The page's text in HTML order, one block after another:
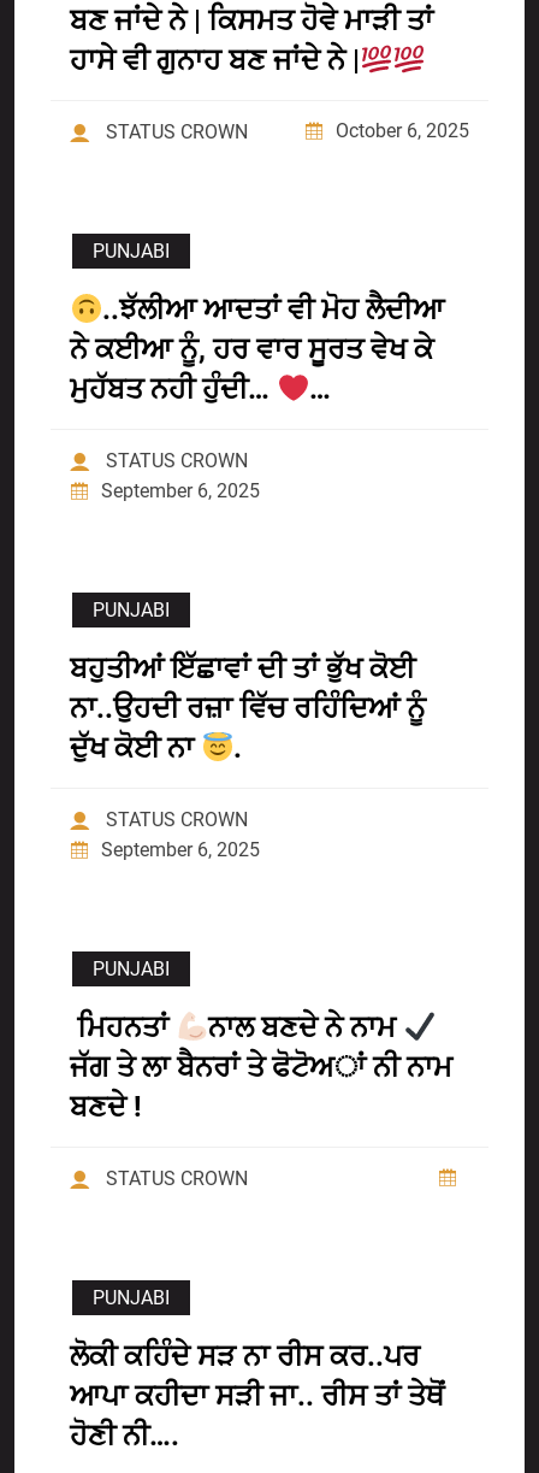
ਬਣ ਜਾਂਦੇ ਨੇ | ਕਿਸਮਤ ਹੋਵੇ ਮਾੜੀ ਤਾਂ
ਹਾਸੇ ਵੀ ਗੁਨਾਹ ਬਣ ਜਾਂਦੇ ਨੇ |
STATUS CROWN October 6, 2025
PUNJABI
..ਝੱਲੀਆ ਆਦਤਾਂ ਵੀ ਮੋਹ ਲੈਦੀਆ
ਨੇ ਕਈਆ ਨੂੰ, ਹਰ ਵਾਰ ਸੂਰਤ ਵੇਖ ਕੇ
ਮੁਹੱਬਤ ਨਹੀ ਹੁੰਦੀ…
…
STATUS CROWN
September 6, 2025
PUNJABI
ਬਹੁਤੀਆਂ ਇੱਛਾਵਾਂ ਦੀ ਤਾਂ ਭੁੱਖ ਕੋਈ
ਨਾ..ਉਹਦੀ ਰਜ਼ਾ ਵਿੱਚ ਰਹਿੰਦਿਆਂ ਨੂੰ
ਦੁੱਖ ਕੋਈ ਨਾ
.
STATUS CROWN
September 6, 2025
PUNJABI
ਮਿਹਨਤਾਂ
ਨਾਲ ਬਣਦੇ ਨੇ ਨਾਮ
ਜੱਗ ਤੇ ਲਾ ਬੈਨਰਾਂ ਤੇ ਫੋਟੋਅਾਂ ਨੀ ਨਾਮ
ਬਣਦੇ !
STATUS CROWN
PUNJABI
ਲੋਕੀ ਕਹਿੰਦੇ ਸੜ ਨਾ ਰੀਸ ਕਰ..ਪਰ
ਆਪਾ ਕਹੀਦਾ ਸੜੀ ਜਾ.. ਰੀਸ ਤਾਂ ਤੇਥੋਂ
ਹੋਣੀ ਨੀ….